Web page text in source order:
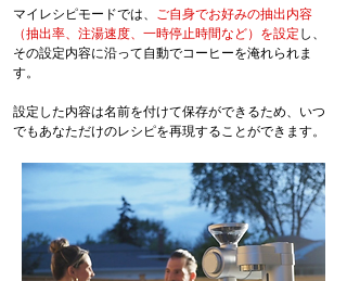
マイレシピモードでは、 ご自身でお好みの抽出内容
（抽出率、注湯速度、一時停止時間など）を設定 し、
その設定内容に沿って自動でコーヒーを淹れられま
す。
設定した内容は名前を付けて保存ができるため、いつ
でもあなただけのレシピを再現することができます。